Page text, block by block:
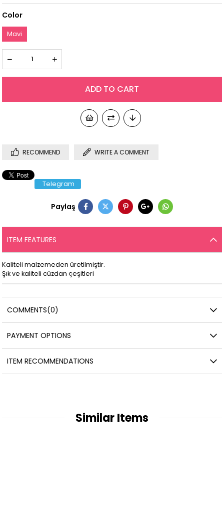
Color
Mavi
RECOMMEND WRITE A COMMENT
Telegram
Paylaş
ITEM FEATURES
Kaliteli malzemeden üretilmiştir.
Şık ve kaliteli cüzdan çeşitleri
COMMENTS(0)
PAYMENT OPTIONS
ITEM RECOMMENDATIONS
Similar Items